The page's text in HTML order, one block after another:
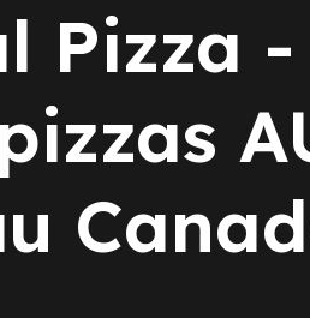
Pizza